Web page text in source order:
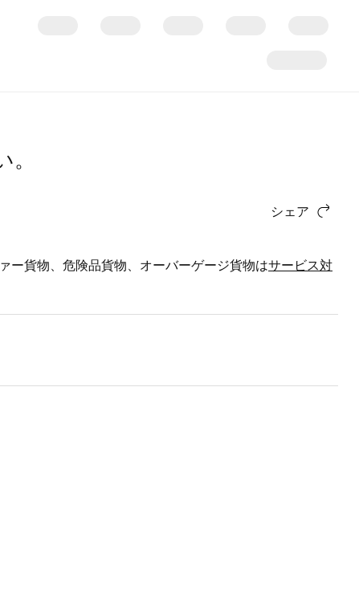
シェア
ー貨物、危険品貨物、オーバーゲージ貨物はサービス対